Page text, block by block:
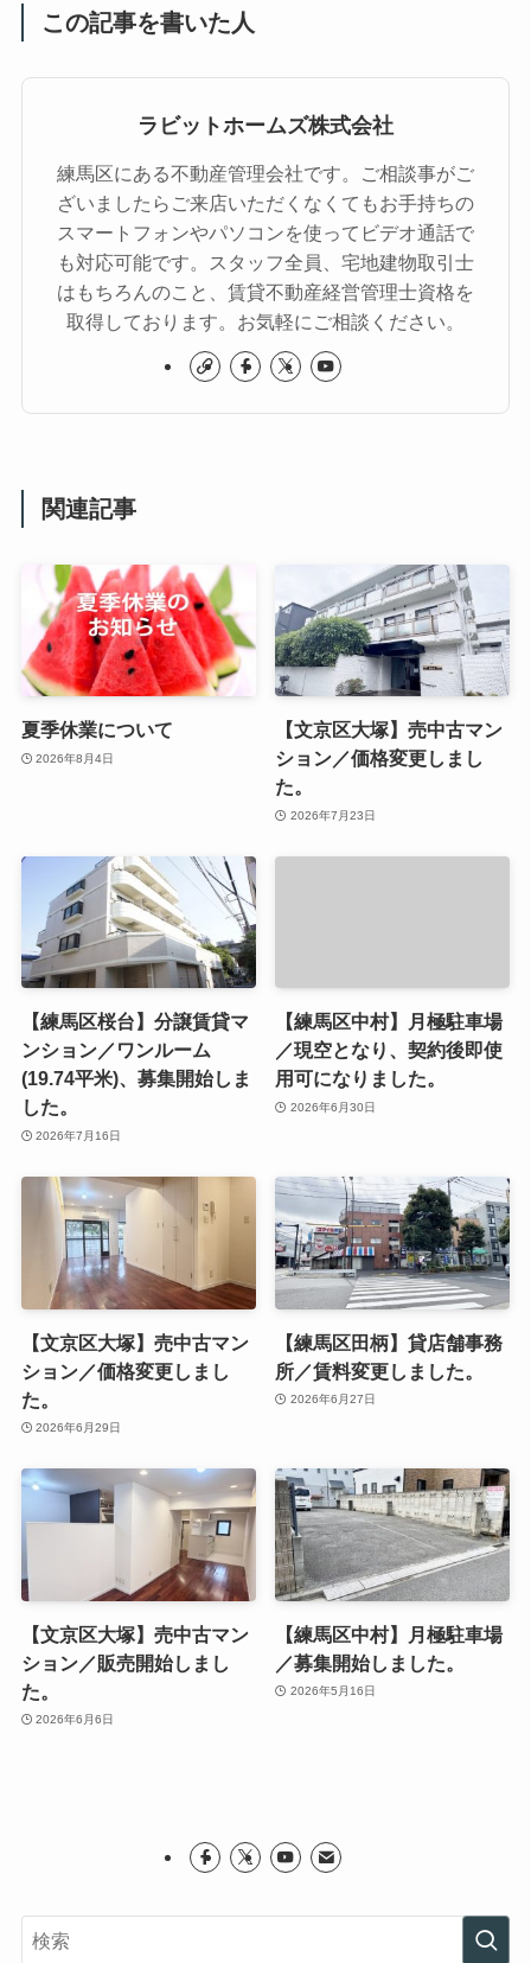
この記事を書いた人
ラビットホームズ株式会社
練馬区にある不動産管理会社です。ご相談事がご
ざいましたらご来店いただくなくてもお手持ちの
スマートフォンやパソコンを使ってビデオ通話で
も対応可能です。スタッフ全員、宅地建物取引士
はもちろんのこと、賃貸不動産経営管理士資格を
取得しております。お気軽にご相談ください。
関連記事
夏季休業について
2026年8月4日
【文京区大塚】売中古マン
ション／価格変更しまし
た。
2026年7月23日
【練馬区桜台】分譲賃貸マ
ンション／ワンルーム
(19.74平米)、募集開始しま
した。
2026年7月16日
【練馬区中村】月極駐車場
／現空となり、契約後即使
用可になりました。
2026年6月30日
【文京区大塚】売中古マン
ション／価格変更しまし
た。
2026年6月29日
【練馬区田柄】貸店舗事務
所／賃料変更しました。
2026年6月27日
【文京区大塚】売中古マン
ション／販売開始しまし
た。
2026年6月6日
【練馬区中村】月極駐車場
／募集開始しました。
2026年5月16日